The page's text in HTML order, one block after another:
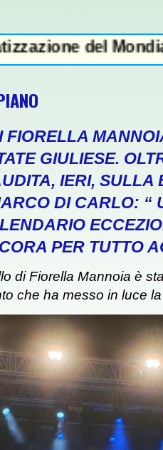
Mondiale"-
FIORELLA
GIULIESE.
IERI, SULLA
DI CARLO: “
PER TUTTO
di Fiorella Mannoia è
che ha messo in luce